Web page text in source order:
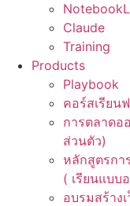
Claude
Training
Products
Playbook
คอร์สเรียน
การตลาดอ
ส่วนตัว)
หลักสูตรกา
( เรียนแบบ
อบรมสร้าง